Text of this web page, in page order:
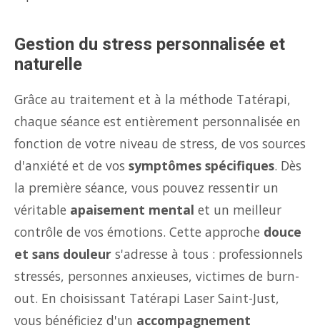
Gestion du stress personnalisée et
naturelle
Grâce au traitement et à la méthode Tatérapi,
chaque séance est entièrement personnalisée en
fonction de votre niveau de stress, de vos sources
d'anxiété et de vos symptômes spécifiques. Dès
la première séance, vous pouvez ressentir un
véritable apaisement mental et un meilleur
contrôle de vos émotions. Cette approche douce
et sans douleur s'adresse à tous : professionnels
stressés, personnes anxieuses, victimes de burn-
out. En choisissant Tatérapi Laser Saint-Just,
vous bénéficiez d'un accompagnement